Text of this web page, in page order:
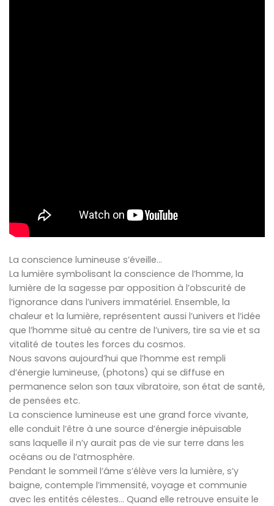
La conscience lumineuse s’éveille…
La lumière symbolisant la conscience de l’homme, la
lumière de la sagesse par opposition à l’obscurité de
l’ignorance dans l’univers immatériel. Ensemble, la
chaleur et la lumière, représentent aussi l’univers et l’idée
que l’homme situé au centre de l’univers, tire sa vie et sa
vitalité de toutes les forces du cosmos.
Nous savons aujourd’hui que l’homme est rempli
d’énergie lumineuse, (photons) qui se diffuse en
permanence selon son taux vibratoire, son état de santé,
de pensées etc.
La conscience lumineuse est une grand force vivante,
elle conduit l’être à une source d’énergie inépuisable
sans laquelle il n’y aurait pas de vie sur terre dans les
océans ou de l’atmosphère.
Pendant le sommeil l’âme s’élève vers la lumière, s’y
baigne, contemple l’immensité, voyage et communie
avec les entités célestes… Quand elle retrouve ensuite le